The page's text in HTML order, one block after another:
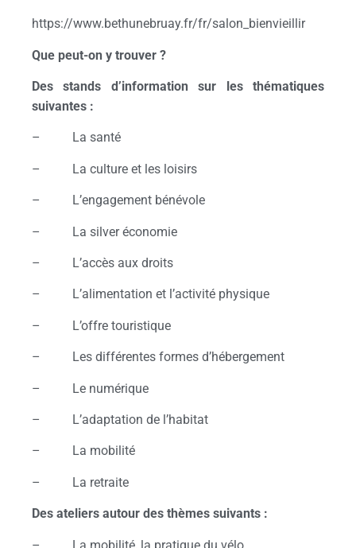
https://www.bethunebruay.fr/fr/salon_bienvieillir
Que peut-on y trouver ?
Des stands d’information sur les thématiques
suivantes :
– La santé
– La culture et les loisirs
– L’engagement bénévole
– La silver économie
– L’accès aux droits
– L’alimentation et l’activité physique
– L’offre touristique
– Les différentes formes d’hébergement
– Le numérique
– L’adaptation de l’habitat
– La mobilité
– La retraite
Des ateliers autour des thèmes suivants :
– La mobilité, la pratique du vélo